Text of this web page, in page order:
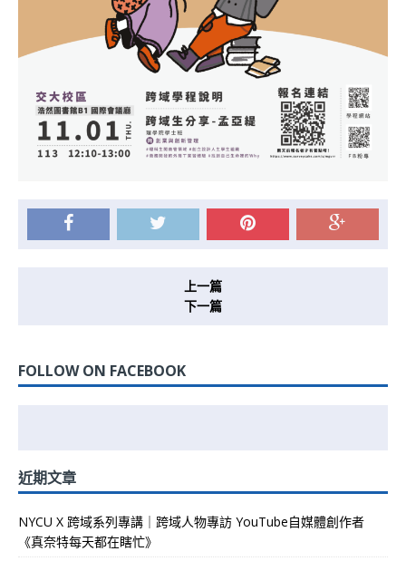
上一篇
下一篇
FOLLOW ON FACEBOOK
近期文章
NYCU X 跨域系列專講｜跨域人物專訪 YouTube自媒體創作者
《真奈特每天都在瞎忙》